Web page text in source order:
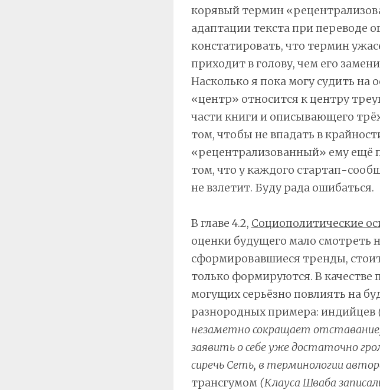
корявый термин
адаптации текста при переводе
констатировать, что термин
приходит в голову, чем его
Насколько я пока могу судить на
«центр» относится к центру
части книги и описывающего
том, чтобы не впадать в
«рецентрализованный» ему ещё
том, что у каждого стартап-
не взлетит. Буду рада ошибаться.
В главе 4.2, Социополитические
оценки будущего мало смотреть
сформировавшиеся тренды,
только формируются. В качестве
могущих серьёзно повлиять на
разнородных примера: индийцев
незаметно сокращает
заявить о себе уже достаточно
сиречь Сеть, в терминологии
трансгумом (Клауса Шваба